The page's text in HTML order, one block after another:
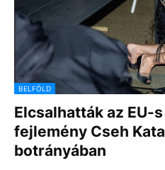
BELFÖLD
Elcsalhatták az EU-
fejlemény Cseh
botrányában